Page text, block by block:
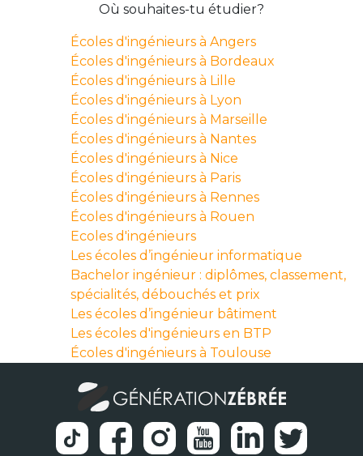
Où souhaites-tu étudier?
Écoles d'ingénieurs à Angers
Écoles d'ingénieurs à Bordeaux
Écoles d'ingénieurs à Lille
Écoles d'ingénieurs à Lyon
Écoles d'ingénieurs à Marseille
Écoles d'ingénieurs à Nantes
Écoles d'ingénieurs à Nice
Écoles d'ingénieurs à Paris
Écoles d'ingénieurs à Rennes
Écoles d'ingénieurs à Rouen
Ecoles d'ingénieurs
Les écoles d’ingénieur informatique
Bachelor ingénieur : diplômes, classement,
spécialités, débouchés et prix
Les écoles d’ingénieur bâtiment
Les écoles d'ingénieurs en BTP
Écoles d'ingénieurs à Toulouse